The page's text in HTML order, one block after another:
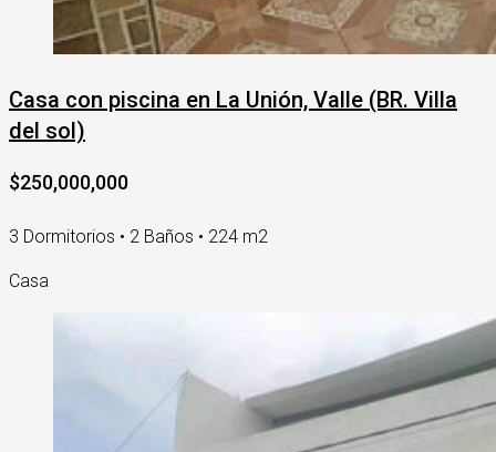
Casa con piscina en La Unión, Valle (BR. Villa
del sol)
$250,000,000
3 Dormitorios • 2 Baños • 224 m2
Casa